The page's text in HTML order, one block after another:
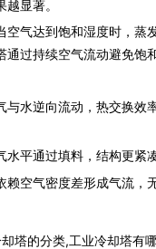
显著。
气达到饱和湿度时，蒸
通过持续空气流动避免饱和
水逆向流动，热交换效
平通过填料，结构更紧凑
空气密度差形成气流，
塔的分类,工业冷却塔有